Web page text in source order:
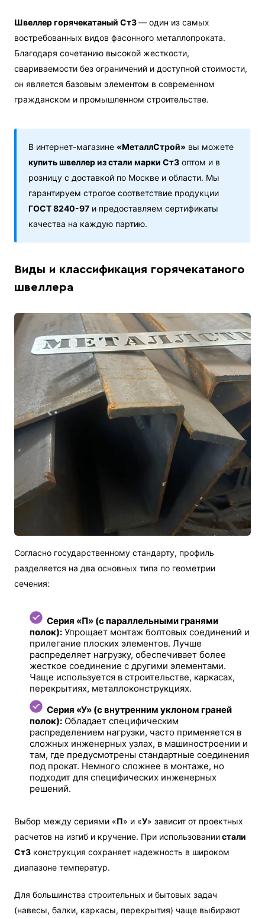
Швеллер горячекатаный Ст3— один из самых
востребованных видов фасонного металлопроката.
Благодаря сочетанию высокой жесткости,
свариваемости без ограничений и доступной стоимости,
он является базовым элементом в современном
гражданском и промышленном строительстве.
В интернет-магазине «МеталлСтрой» вы можете
купить швеллер из стали марки Ст3 оптом и в
розницу с доставкой по Москве и области. Мы
гарантируем строгое соответствие продукции
ГОСТ 8240-97 и предоставляем сертификаты
качества на каждую партию.
Виды и классификация горячекатаного
швеллера
Согласно государственному стандарту, профиль
разделяется на два основных типа по геометрии
сечения:
Серия «П» (с параллельными гранями
полок): Упрощает монтаж болтовых соединений и
прилегание плоских элементов. Лучше
распределяет нагрузку, обеспечивает более
жесткое соединение с другими элементами.
Чаще используется в строительстве, каркасах,
перекрытиях, металлоконструкциях.
Серия «У» (с внутренним уклоном граней
полок): Обладает специфическим
распределением нагрузки, часто применяется в
сложных инженерных узлах, в машиностроении и
там, где предусмотрены стандартные соединения
под прокат. Немного сложнее в монтаже, но
подходит для специфических инженерных
решений.
Выбор между сериями «П» и «У» зависит от проектных
расчетов на изгиб и кручение. При использованиистали
Ст3 конструкция сохраняет надежность в широком
диапазоне температур.
Для большинства строительных и бытовых задач
(навесы, балки, каркасы, перекрытия) чаще выбирают